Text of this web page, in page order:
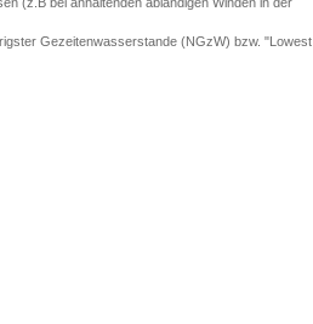
(z.B bei anhaltenden ablandigen Winden in der
Gezeitenwasserstande (NGzW) bzw. "Lowest